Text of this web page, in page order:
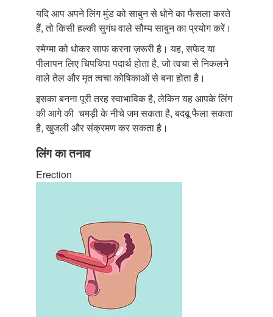
यदि आप अपने लिंग मुंड को साबुन से धोने का फैसला करते
हैं, तो किसी हल्की सुगंध वाले सौम्य साबुन का प्रयोग करें।
स्मेग्मा को धोकर साफ करना ज़रूरी है। यह, सफेद या
पीलापन लिए चिपचिपा पदार्थ होता है, जो त्वचा से निकलने
वाले तेल और मृत त्वचा कोषिकाओं से बना होता है।
इसका बनना पूरी तरह स्वाभाविक है, लेकिन यह आपके लिंग
की आगे की चमड़ी के नीचे जम सकता है, बदबू फैला सकता
है, खुजली और संक्रमण कर सकता है।
लिंग का तनाव
Erection